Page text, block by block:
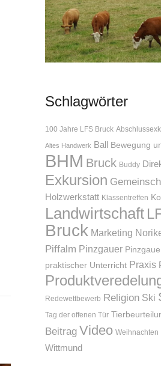
Schlagwörter
100 Jahre LFS Bruck
Altes Handwerk Ball Bewegung
BHM Bruck Buddy
Exkursion
Holzwerkstatt Klassentreffen
Landwirtschaft
Bruck Marketing
Piffalm Pinzgauer
praktischer Unterricht Praxis
Redewettbewerb Religion Ski
Tag der offenen Tür
Beitrag Video Weihnachten
Wittmund